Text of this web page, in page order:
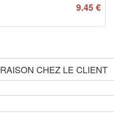
9.45 €
CHEZ LE CLIENT